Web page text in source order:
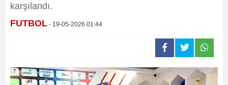
karşılandı.
FUTBOL - 19-05-2026 01:44